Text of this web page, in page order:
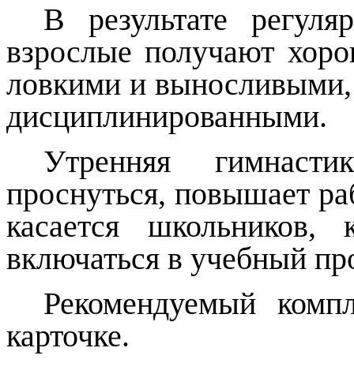
В результате
взрослые получают
ловкими и
дисциплинированными.
Утренняя
проснуться, повышает
касается школьников,
включаться в учебный
Рекомендуемый
карточке.